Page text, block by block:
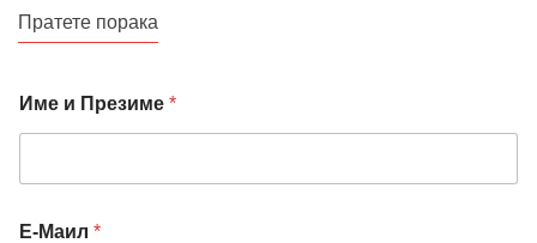
Пратете порака
Име и Презиме *
Е-Маил *